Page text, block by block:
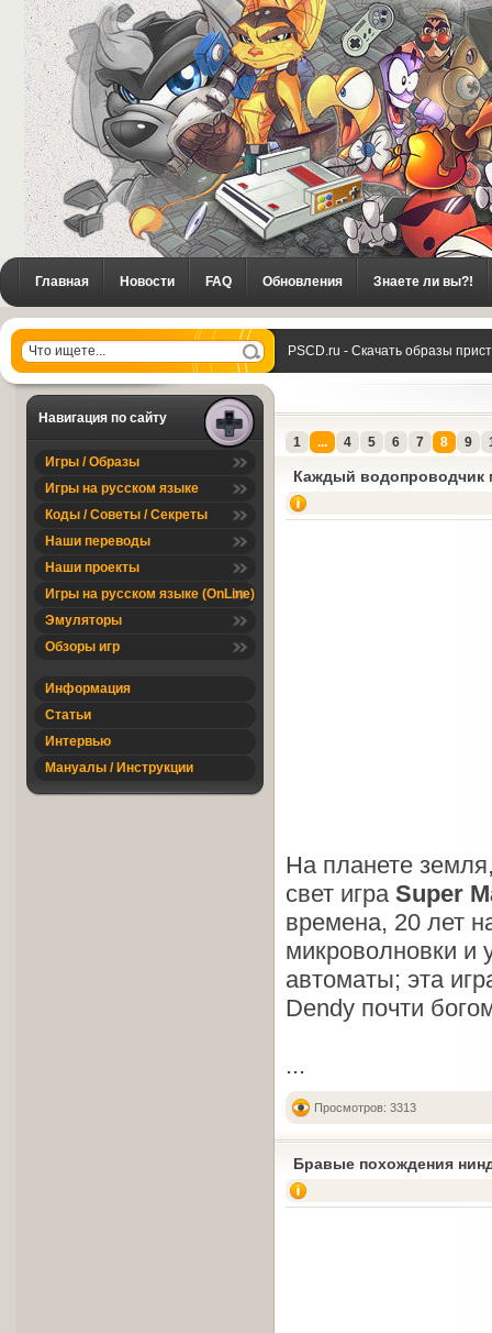
Главная Новости FAQ Обновления Знаете ли вы?!
PSCD.ru - Скачать образы
Навигация по сайту
Игры / Образы
Игры на русском языке
Коды / Советы / Секреты
Наши переводы
Наши проекты
Игры на русском языке (OnLine)
Эмуляторы
Обзоры игр
Информация
Статьи
Интервью
Мануалы / Инструкции
1 ... 4 5 6 7 8 9
Каждый водопроводчик
На планете
свет игра Super
времена, 20 лет
микроволновки и
автоматы; эта
Dendy почти
...
Просмотров: 3313
Бравые похождения